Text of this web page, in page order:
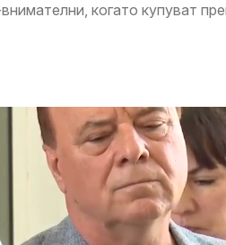
когато купуват